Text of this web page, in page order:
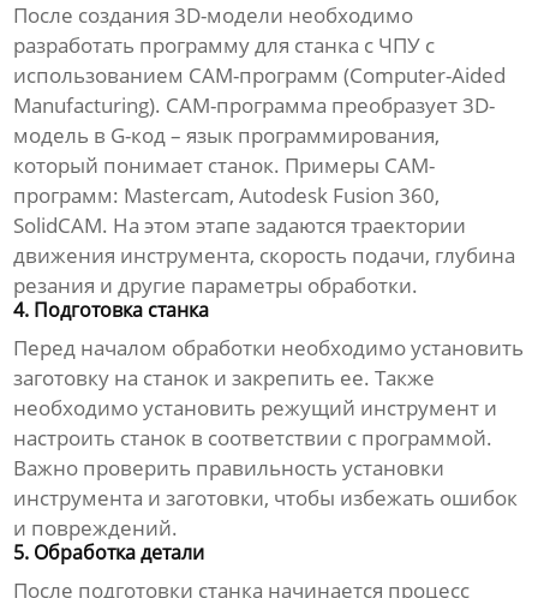
После создания 3D-модели необходимо
разработать программу для станка с ЧПУ с
использованием CAM-программ (Computer-Aided
Manufacturing). CAM-программа преобразует 3D-
модель в G-код – язык программирования,
который понимает станок. Примеры CAM-
программ: Mastercam, Autodesk Fusion 360,
SolidCAM. На этом этапе задаются траектории
движения инструмента, скорость подачи, глубина
резания и другие параметры обработки.
4. Подготовка станка
Перед началом обработки необходимо установить
заготовку на станок и закрепить ее. Также
необходимо установить режущий инструмент и
настроить станок в соответствии с программой.
Важно проверить правильность установки
инструмента и заготовки, чтобы избежать ошибок
и повреждений.
5. Обработка детали
После подготовки станка начинается процесс